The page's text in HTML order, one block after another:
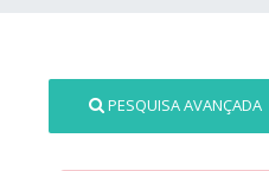
PESQUISA AVANÇADA